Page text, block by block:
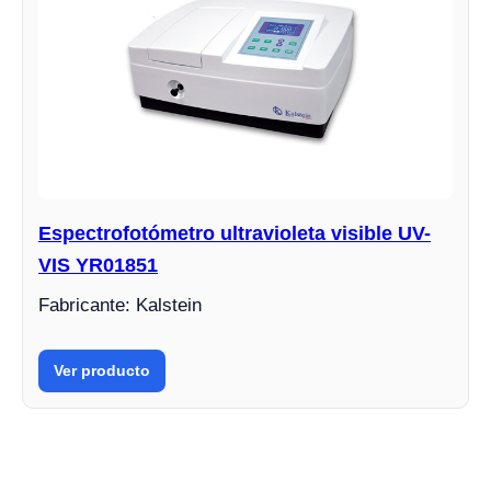
Espectrofotómetro ultravioleta visible UV-
VIS YR01851
Fabricante: Kalstein
Ver producto